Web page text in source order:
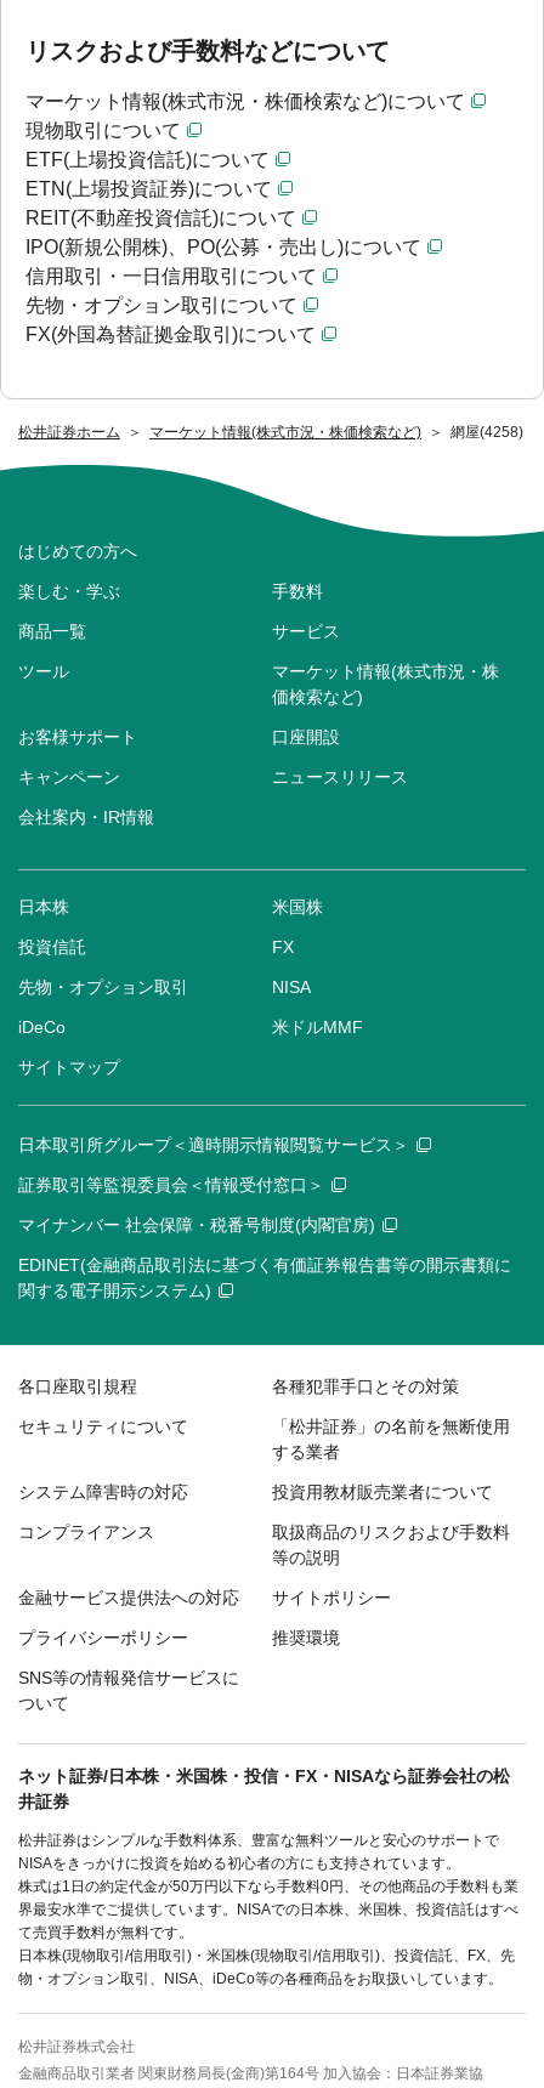
松井証券ホーム マーケット情報(株式市況・株価検索など) 網屋(4258)
リスクおよび手数料などについて
マーケット情報(株式市況・株価検索など)について
現物取引について
ETF(上場投資信託)について
ETN(上場投資証券)について
REIT(不動産投資信託)について
IPO(新規公開株)、PO(公募・売出し)について
信用取引・一日信用取引について
先物・オプション取引について
FX(外国為替証拠金取引)について
はじめての方へ
楽しむ・学ぶ 手数料
商品一覧 サービス
ツール
マーケット情報(株式市況・株
価検索など)
お客様サポート 口座開設
キャンペーン ニュースリリース
会社案内・IR情報
日本株 米国株
投資信託 FX
先物・オプション取引 NISA
iDeCo 米ドルMMF
サイトマップ
日本取引所グループ＜適時開示情報閲覧サービス＞
証券取引等監視委員会＜情報受付窓口＞
マイナンバー 社会保障・税番号制度(内閣官房)
EDINET(金融商品取引法に基づく有価証券報告書等の開示書類に
関する電子開示システム)
各口座取引規程 各種犯罪手口とその対策
セキュリティについて
「松井証券」の名前を無断使用
する業者
システム障害時の対応 投資用教材販売業者について
コンプライアンス
取扱商品のリスクおよび手数料
等の説明
金融サービス提供法への対応 サイトポリシー
プライバシーポリシー 推奨環境
SNS等の情報発信サービスに
ついて
ネット証券/日本株・米国株・投信・FX・NISAなら証券会社の松
井証券
松井証券はシンプルな手数料体系、豊富な無料ツールと安心のサポートで
NISAをきっかけに投資を始める初心者の方にも支持されています。
株式は1日の約定代金が50万円以下なら手数料0円、その他商品の手数料も業
界最安水準でご提供しています。NISAでの日本株、米国株、投資信託はすべ
て売買手数料が無料です。
日本株(現物取引/信用取引)・米国株(現物取引/信用取引)、投資信託、FX、先
物・オプション取引、NISA、iDeCo等の各種商品をお取扱いしています。
松井証券株式会社
金融商品取引業者 関東財務局長(金商)第164号 加入協会：日本証券業協